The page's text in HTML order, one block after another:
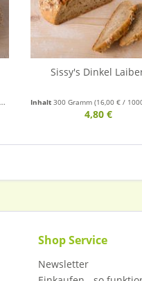
Sissy's Dinkel
Inhalt 300 Gramm (16,00 € / 1000
4,80 €
Shop Service
Newsletter